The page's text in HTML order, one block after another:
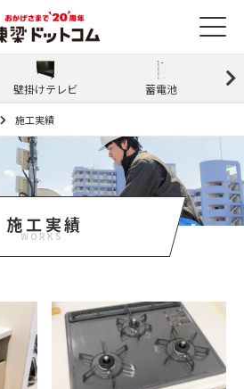
壁掛けテレビ 蓄電池
施工実績
施工実績
WORKS